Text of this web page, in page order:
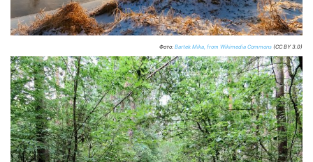
Фото: Bartek Mika, from Wikimedia Commons (CC BY 3.0)